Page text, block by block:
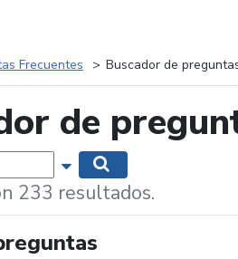
Frecuentes Buscador de
de
Mostrar opciones de
233 resultados.